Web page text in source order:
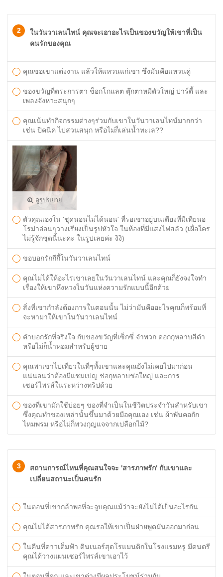
2
ในวันวาเลนไทน์ คุณจะเอาอะไรเป็นของขวัญให้เขาที่เป็น
คนรักของคุณ
คุณขอเขาแต่งงาน แล้วให้แหวนแก่เขา ซึ่งมันคือแหวนคู่
ของขวัญที่ตระการตา ช็อกโกแลต ตุ๊กตาหมีตัวใหญ่ ปาร์ตี้ และ
เพลงจังหวะสนุกๆ
คุณเน้นทำกิจกรรมต่างๆร่วมกับเขาในวันวาเลนไทน์มากกว่า
เช่น ปิคนิค ไปสวนสนุก หรือไม่ก็เล่นน้ำทะเล??
ดูรูปขยาย
ตัวคุณเองใน 'ชุดนอนไม่ได้นอน' ที่รอเขาอยู่บนเตียงที่มีเทียนอ
โรม่าอ่อนๆวางเรียงเป็นรูปหัวใจ ในห้องที่มีแสงไฟสลัว (เผื่อใคร
ไม่รู้จักชุดนี้นะคะ ในรูปเลยค่ะ งิงิ)
ขอบอกรักกีกี้ในวันวาเลนไทน์
คุณไม่ได้ให้อะไรเขาเลยในวันวาเลนไทน์ และคุณก็ยังจงใจทำ
เรื่องให้เขาหึงหวงในวันแห่งความรักแบบนี้อีกด้วย
สิ่งที่เขากำลังต้องการในตอนนั้น ไม่ว่ามันคืออะไรคุณก็พร้อมที่
จะหามาให้เขาในวันวาเลนไทน์
คำบอกรักที่จริงใจ กับของขวัญที่เซ็กซี่ จำพวก ดอกกุหลาบสีดำ
หรือไม่ก็น้ำหอมสำหรับผู้ชาย
คุณพาเขาไปเที่ยวในที่ๆทั้งเขาและคุณยังไม่เคยไปมาก่อน
แน่นอนว่าต้องมีแชมเปญ ช่อกุหลาบช่อใหญ่ และการ
เซอร์ไพรส์ในระหว่างทริปด้วย
ของที่เขามักใช้บ่อยๆ ของที่จำเป็นในชีวิตประจำวันสำหรับเขา
ซึ่งคุณทำของเหล่านั้นขึ้นมาด้วยมือคุณเอง เช่น ผ้าพันคอถัก
ไหมพรม หรือไม่ก็พวงกุญแจจากเปลือกไม้?
3
สถานการณ์ไหนที่คุณสนใจจะ 'สารภาพรัก' กับเขาและ
เปลี่ยนสถานะเป็นคนรัก
ในตอนที่เขากล้าพอที่จะจูบคุณแม้ว่าจะยังไม่ได้เป็นอะไรกัน
คุณไม่ได้สารภาพรัก คุณรอให้เขาเป็นฝ่ายพูดมันออกมาก่อน
ในคืนที่ดาวเต็มฟ้า ดินเนอร์สุดโรแมนติกในโรงแรมหรู มีดนตรี
คุณได้วางแผนเซอร์ไพรส์เขาเอาไว้